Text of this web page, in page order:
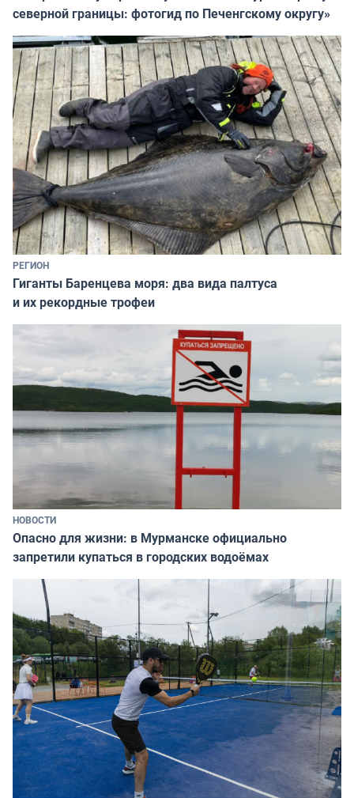
северной границы: фотогид по Печенгскому округу»
РЕГИОН
Гиганты Баренцева моря: два вида палтуса
и их рекордные трофеи
НОВОСТИ
Опасно для жизни: в Мурманске официально
запретили купаться в городских водоёмах